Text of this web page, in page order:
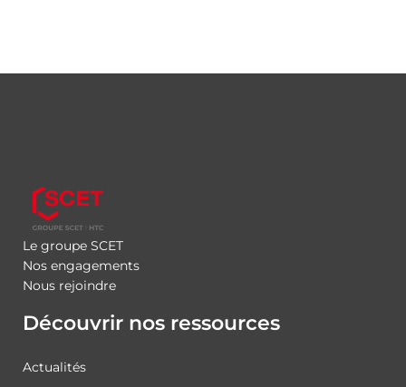
Le groupe SCET
Nos engagements
Nous rejoindre
Découvrir nos ressources
Actualités